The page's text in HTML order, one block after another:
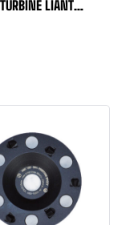
LIANT